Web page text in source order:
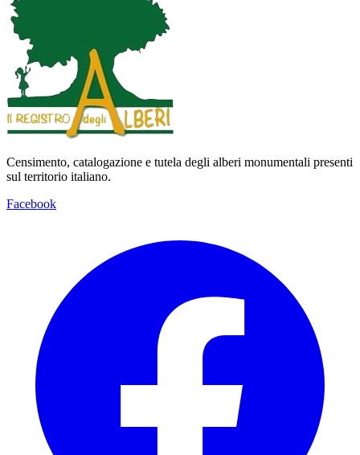
Censimento, catalogazione e tutela degli alberi monumentali presenti
sul territorio italiano.
Facebook